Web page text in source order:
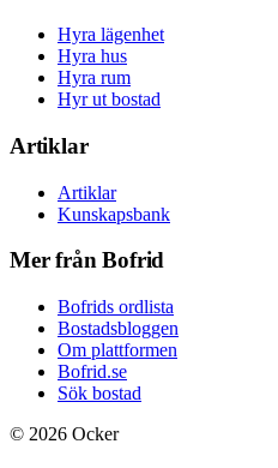
Hyra lägenhet
Hyra hus
Hyra rum
Hyr ut bostad
Artiklar
Artiklar
Kunskapsbank
Mer från Bofrid
Bofrids ordlista
Bostadsbloggen
Om plattformen
Bofrid.se
Sök bostad
© 2026 Ocker